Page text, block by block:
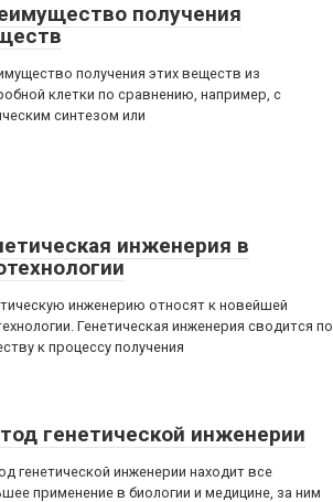
получения
получения этих веществ из
клетки по сравнению, например, с
синтезом или
инженерия в
инженерию относят к новейшей
Генетическая инженерия сводится по
к процессу получения
генетической инженерии
генетической инженерии находит все
применение в биологии и медицине, за ним